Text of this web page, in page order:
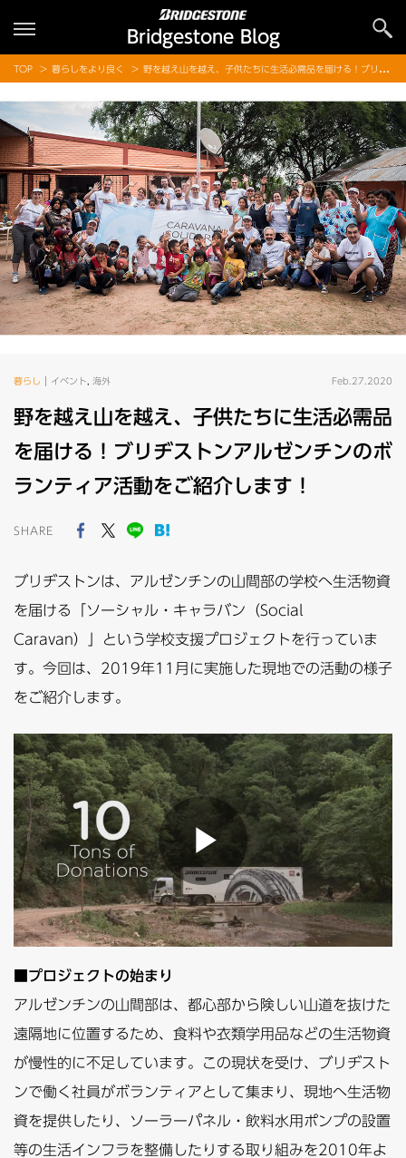
Bridgestone Blog
TOP 暮らしをより良く 野を越え山を越え、子供たちに生活必需品を届ける！ブリヂストンアルゼンチンのボランティア活動をご紹介します！
野を越え山を越え、子供たちに生活必需品
を届ける！ブリヂストンアルゼンチンのボ
ランティア活動をご紹介します！
暮らし イベント 海外 Feb.27.2020
SHARE
ブリヂストンは、アルゼンチンの山間部の学校へ生活物資
を届ける「ソーシャル・キャラバン（Social
Caravan）」という学校支援プロジェクトを行っていま
す。今回は、2019年11月に実施した現地での活動の様子
をご紹介します。
■プロジェクトの始まり
アルゼンチンの山間部は、都心部から険しい山道を抜けた
遠隔地に位置するため、食料や衣類学用品などの生活物資
が慢性的に不足しています。この現状を受け、ブリヂスト
ンで働く社員がボランティアとして集まり、現地へ生活物
資を提供したり、ソーラーパネル・飲料水用ポンプの設置
等の生活インフラを整備したりする取り組みを2010年よ